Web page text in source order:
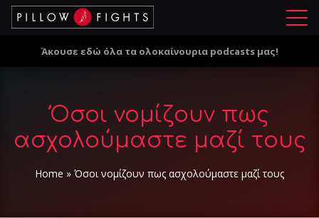
Μ
ο
Άκουσε εδώ όλα τα ολοκαίνουρια podcasts μας!
Όσοι νομίζουν πως
ασχολούμαστε μαζί τους
Home » Όσοι νομίζουν πως ασχολούμαστε μαζί τους